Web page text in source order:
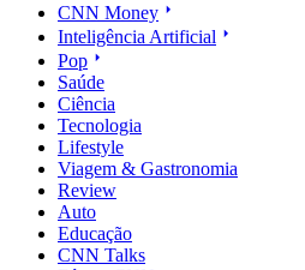
CNN Money
Inteligência Artificial
Pop
Saúde
Ciência
Tecnologia
Lifestyle
Viagem & Gastronomia
Review
Auto
Educação
CNN Talks